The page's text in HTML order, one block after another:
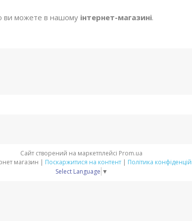
ви можете в нашому інтернет-магазині.
Сайт створений на маркетплейсі Prom.ua
Аграрний інтернет магазин | Поскаржитися на контент | Політика
Select Language ▼